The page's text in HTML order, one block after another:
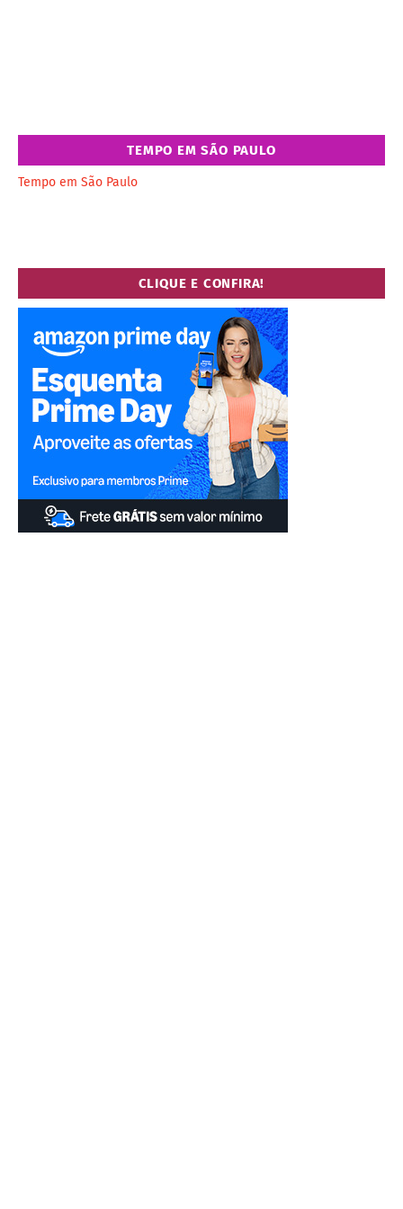
TEMPO EM SÃO PAULO
Tempo em São Paulo
CLIQUE E CONFIRA!